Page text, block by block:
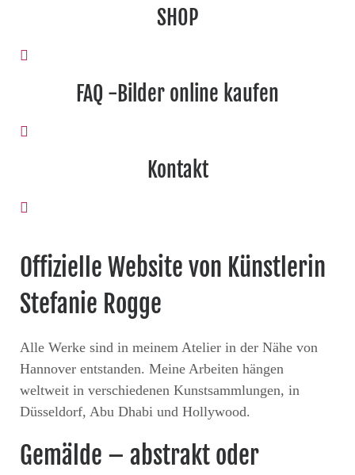
SHOP
FAQ -Bilder online kaufen
Kontakt
Offizielle Website von Künstlerin
Stefanie Rogge
Alle Werke sind in meinem Atelier in der Nähe von
Hannover entstanden. Meine Arbeiten hängen
weltweit in verschiedenen Kunstsammlungen, in
Düsseldorf, Abu Dhabi und Hollywood.
Gemälde – abstrakt oder